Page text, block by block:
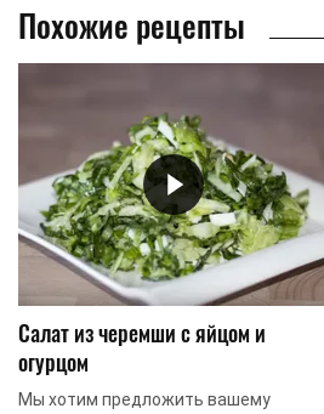
Похожие рецепты
Салат из черемши с яйцом и
огурцом
Мы хотим предложить вашему